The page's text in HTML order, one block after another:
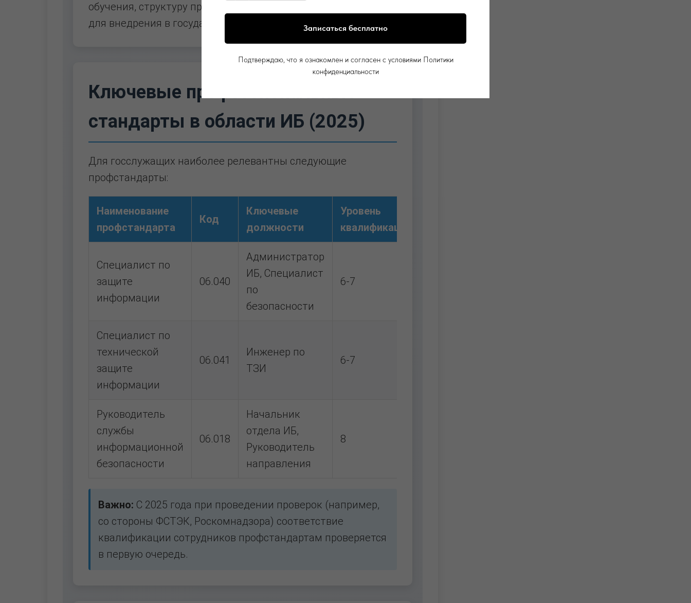
Записаться бесплатно
Подтверждаю, что я ознакомлен и согласен с условиями Политики
конфиденциальности
обучения, структуру программ и дадим практические шаги
для внедрения в государственных учреждениях.
Ключевые профессиональные
стандарты в области ИБ (2025)
Для госслужащих наиболее релевантны следующие
профстандарты:
Наименование
профстандарта
Код
Ключевые
должности
Уровень
квалификации
Специалист по
защите
информации
06.040
Администратор
ИБ, Специалист
по
безопасности
6-7
Специалист по
технической
защите
информации
06.041
Инженер по
ТЗИ
6-7
Руководитель
службы
информационной
безопасности
06.018
Начальник
отдела ИБ,
Руководитель
направления
8
Важно: С 2025 года при проведении проверок (например,
со стороны ФСТЭК, Роскомнадзора) соответствие
квалификации сотрудников профстандартам проверяется
в первую очередь.